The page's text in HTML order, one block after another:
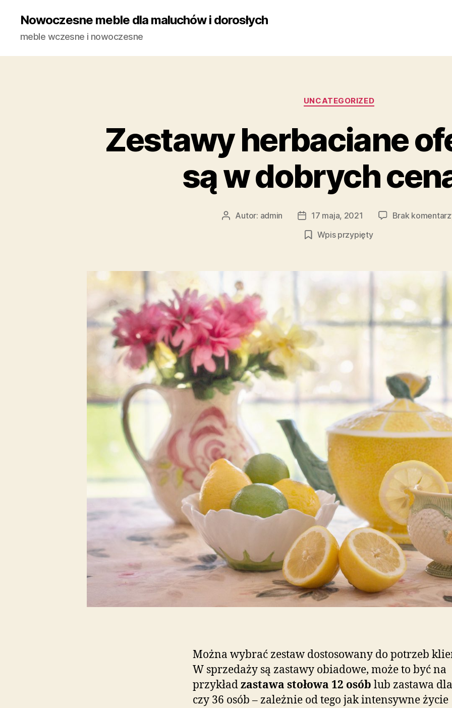
Nowoczesne meble dla maluchów i dorosłych
meble wczesne i nowoczesne
Kategorie
UNCATEGORIZED
Zestawy herbaciane
są w dobrych
AutorAutor: admin
Data
wpisu
17 maja, 2021 Brak
Wpis przypięty
Można wybrać zestaw dostosowany do potrzeb
W sprzedaży są zastawy obiadowe, może to być na
przykładzastawa stołowa 12 osób lub zastawa
czy 36 osób – zależnie od tego jak intensywne życie